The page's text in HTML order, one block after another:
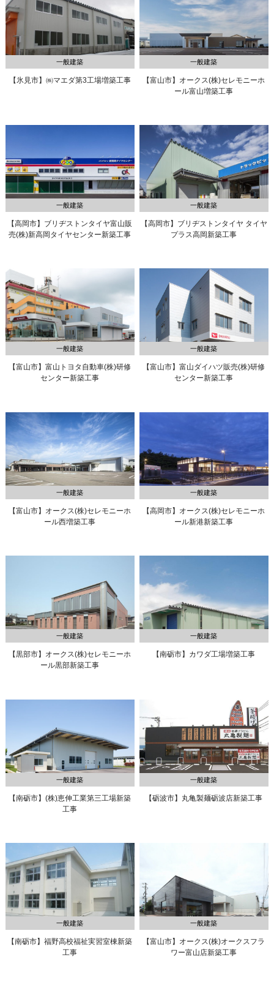
一般建築
【氷見市】㈱マエダ第3工場増築工事
一般建築
【富山市】オークス(株)セレモニーホ
ール富山増築工事
一般建築
【高岡市】ブリヂストンタイヤ富山販
売(株)新高岡タイヤセンター新築工事
一般建築
【高岡市】ブリヂストンタイヤ タイヤ
プラス高岡新築工事
一般建築
【富山市】富山トヨタ自動車(株)研修
センター新築工事
一般建築
【富山市】富山ダイハツ販売(株)研修
センター新築工事
一般建築
【富山市】オークス(株)セレモニーホ
ール西増築工事
一般建築
【高岡市】オークス(株)セレモニーホ
ール新港新築工事
一般建築
【黒部市】オークス(株)セレモニーホ
ール黒部新築工事
一般建築
【南砺市】カワダ工場増築工事
一般建築
【南砺市】(株)恵伸工業第三工場新築
工事
一般建築
【砺波市】丸亀製麺砺波店新築工事
一般建築
【南砺市】福野高校福祉実習室棟新築
工事
一般建築
【富山市】オークス(株)オークスフラ
ワー富山店新築工事